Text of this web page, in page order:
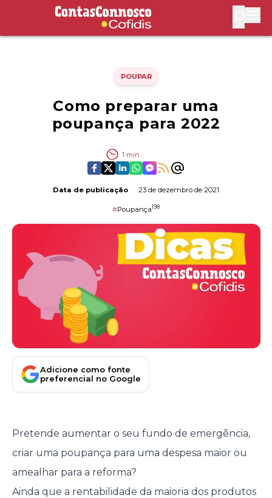
Contas Connosco by Cofidis
POUPAR
Como preparar uma
poupança para 2022
1 min
Data de publicação 23 de dezembro de 2021
#Poupança198
Adicione como fonte
preferencial no Google
Pretende aumentar o seu fundo de emergência,
criar uma poupança para uma despesa maior ou
amealhar para a reforma?
Ainda que a rentabilidade da maioria dos produtos